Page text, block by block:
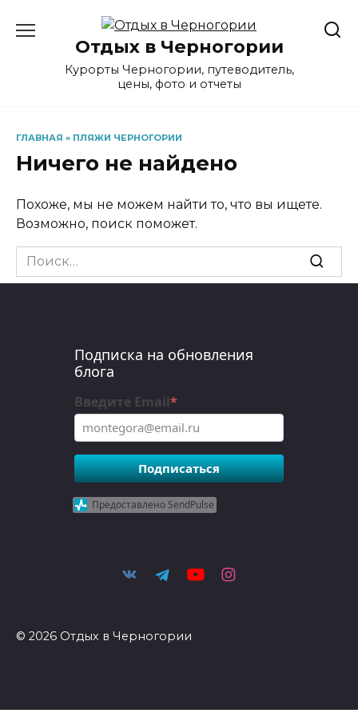
содержаниюОтдых в Черногории
Курорты Черногории, путеводитель,
цены, фото и отчеты
ГЛАВНАЯ » ПЛЯЖИ ЧЕРНОГОРИИ
Ничего не найдено
Похоже, мы не можем найти то, что вы ищете.
Возможно, поиск поможет.
Search
for:
Подписка на обновления
блога
Введите Email*
Подписаться
Предоставлено SendPulse
© 2026 Отдых в Черногории